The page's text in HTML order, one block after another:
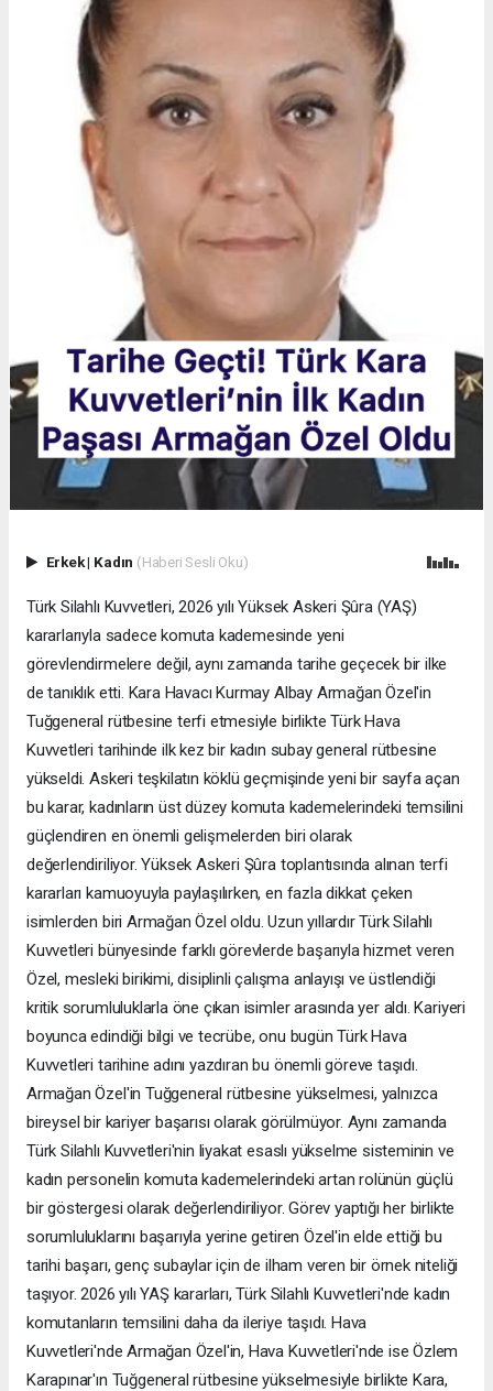
Erkek| Kadın (Haberi Sesli Oku)
Türk Silahlı Kuvvetleri, 2026 yılı Yüksek Askeri Şûra (YAŞ)
kararlarıyla sadece komuta kademesinde yeni
görevlendirmelere değil, aynı zamanda tarihe geçecek bir ilke
de tanıklık etti. Kara Havacı Kurmay Albay Armağan Özel'in
Tuğgeneral rütbesine terfi etmesiyle birlikte Türk Hava
Kuvvetleri tarihinde ilk kez bir kadın subay general rütbesine
yükseldi. Askeri teşkilatın köklü geçmişinde yeni bir sayfa açan
bu karar, kadınların üst düzey komuta kademelerindeki temsilini
güçlendiren en önemli gelişmelerden biri olarak
değerlendiriliyor. Yüksek Askeri Şûra toplantısında alınan terfi
kararları kamuoyuyla paylaşılırken, en fazla dikkat çeken
isimlerden biri Armağan Özel oldu. Uzun yıllardır Türk Silahlı
Kuvvetleri bünyesinde farklı görevlerde başarıyla hizmet veren
Özel, mesleki birikimi, disiplinli çalışma anlayışı ve üstlendiği
kritik sorumluluklarla öne çıkan isimler arasında yer aldı. Kariyeri
boyunca edindiği bilgi ve tecrübe, onu bugün Türk Hava
Kuvvetleri tarihine adını yazdıran bu önemli göreve taşıdı.
Armağan Özel'in Tuğgeneral rütbesine yükselmesi, yalnızca
bireysel bir kariyer başarısı olarak görülmüyor. Aynı zamanda
Türk Silahlı Kuvvetleri'nin liyakat esaslı yükselme sisteminin ve
kadın personelin komuta kademelerindeki artan rolünün güçlü
bir göstergesi olarak değerlendiriliyor. Görev yaptığı her birlikte
sorumluluklarını başarıyla yerine getiren Özel'in elde ettiği bu
tarihi başarı, genç subaylar için de ilham veren bir örnek niteliği
taşıyor. 2026 yılı YAŞ kararları, Türk Silahlı Kuvvetleri'nde kadın
komutanların temsilini daha da ileriye taşıdı. Hava
Kuvvetleri'nde Armağan Özel'in, Hava Kuvvetleri'nde ise Özlem
Karapınar'ın Tuğgeneral rütbesine yükselmesiyle birlikte Kara,